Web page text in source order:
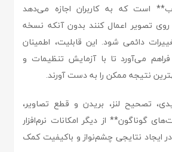
به کاربران اجازه می‌دهد
اعمال کنند بدون آنکه نسخه
شود. این قابلیت، اطمینان
تا با آزمایش تنظیمات و
ممکن را به دست آورند.
لنز، بریدن و قطع تصاویر،
از دیگر امکانات نرم‌افزار
چشم‌نواز و باکیفیت کمک